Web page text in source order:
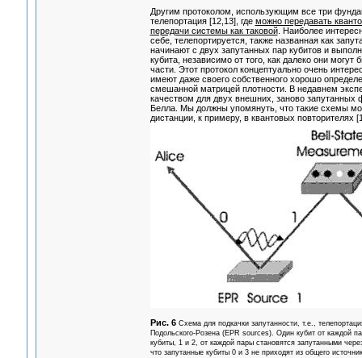
Другим протоколом, использующим все три
телепортация [12,13], где можно передавать
передачи системы как таковой. Наиболее
себе, телепортируется, также названная как
начинают с двух запутанных пар кубитов и
кубита, независимо от того, как далеко они
части. Этот протокол концептуально очень
имеют даже своего собственного хорошо
смешанной матрицей плотности. В недавнем
качеством для двух внешних, заново запутанных
Белла. Мы должны упомянуть, что такие схемы
дистанции, к примеру, в квантовых повторителях
Рис. 6 Схема для подкачки запутанности, т.е.,
Подольского-Розена (EPR sources). Один кубит от каждой
кубиты, 1 и 2, от каждой пары становятся запутанными
что запутанные кубиты 0 и 3 не приходят из общего